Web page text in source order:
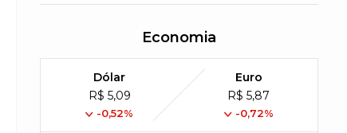
Economia
Dólar
R$ 5,09
-0,52%
Euro
R$ 5,87
-0,72%